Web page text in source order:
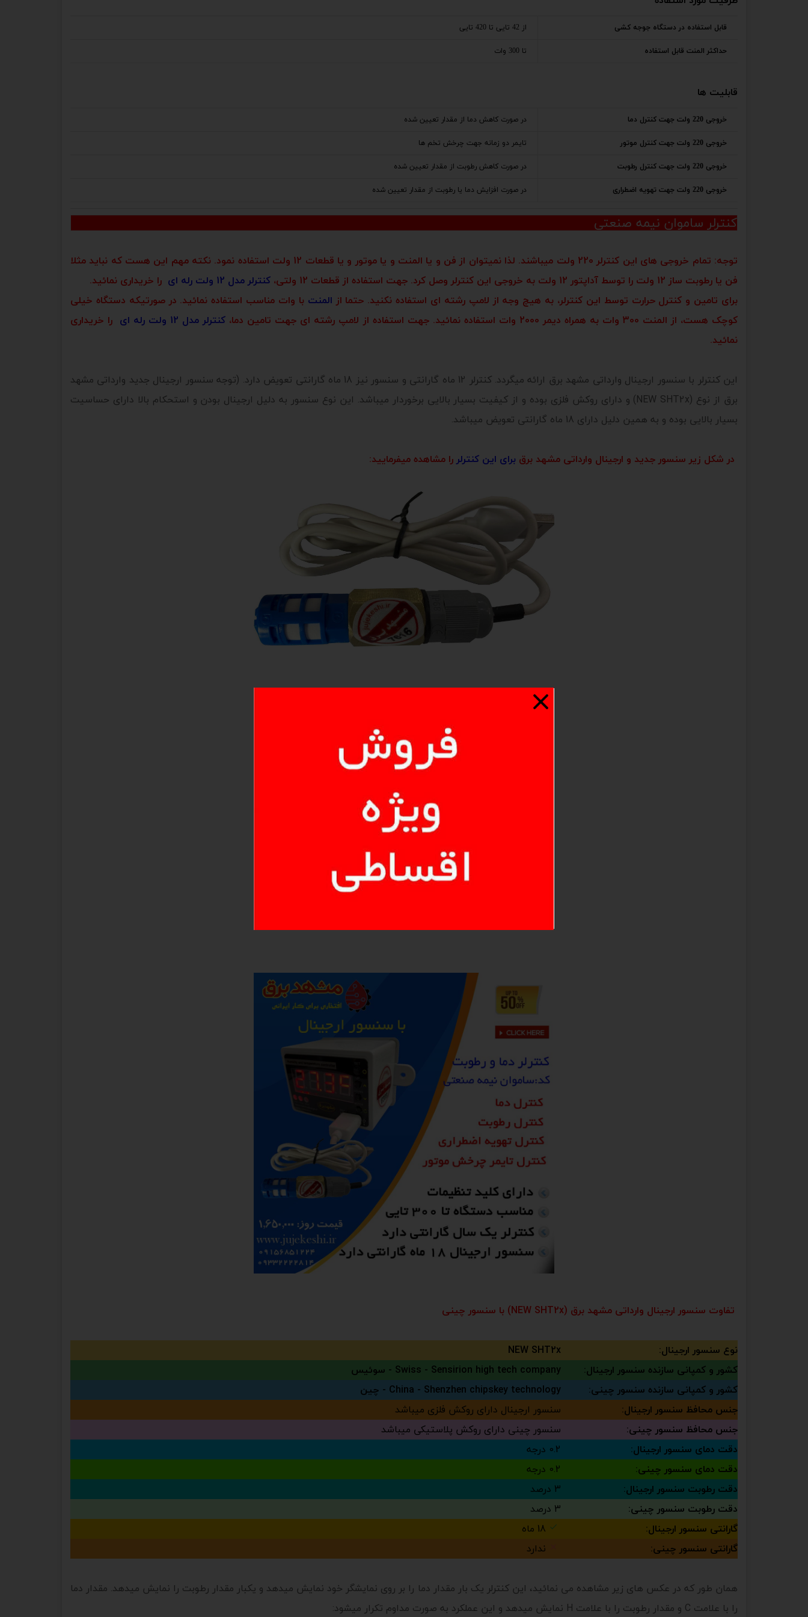
قابل استفاده در دستگاه جوجه کشی از 42 تایی تا 420 تایی
حداکثر المنت قابل استفاده تا 300 وات
قابلیت ها
خروجی 220 ولت جهت کنترل دما در صورت کاهش دما از مقدار تعیین شده
خروجی 220 ولت جهت کنترل موتور تایمر دو زمانه جهت چرخش تخم ها
خروجی 220 ولت جهت کنترل رطوبت در صورت کاهش رطوبت از مقدار تعیین شده
خروجی 220 ولت جهت تهویه اضطراری در صورت افزایش دما یا رطوبت از مقدار تعیین شده
کنترلر ساموان نیمه صنعتی
توجه: تمام خروجی های این کنترلر 220 ولت میباشند. لذا نمیتوان از فن و یا المنت و یا موتور و یا قطعات 12 ولت استفاده نمود. نکته مهم این هست که نباید مثلا
فن یا رطوبت ساز 12 ولت را توسط آداپتور 12 ولت به خروجی این کنترلر وصل کرد. جهت استفاده از قطعات 12 ولتی،
کنترلر مدل 12 ولت رله ای
را خریداری نمائید.
برای تامین و کنترل حرارت توسط این کنترلر، به هیچ وجه از لامپ رشته ای استفاده نکنید. حتما از المنت با وات مناسب استفاده نمائید. در صورتیکه دستگاه خیلی
کوچک هست، از المنت 300 وات به همراه دیمر 2000 وات استفاده نمائید. جهت استفاده از لامپ رشته ای جهت تامین دما،
کنترلر مدل 12 ولت رله ای
را خریداری
نمائید.
این کنترلر با سنسور ارجینال وارداتی مشهد برق ارائه میگردد. کنترلر 12 ماه گارانتی و سنسور نیز 18 ماه گارانتی تعویض دارد. (توجه سنسور ارجینال جدید وارداتی مشهد
برق از نوع (NEW SHT2x) و دارای روکش فلزی بوده و از کیفیت بسیار بالایی برخوردار میباشد. این نوع سنسور به دلیل ارجینال بودن و استحکام بالا دارای حساسیت
بسیار بالایی بوده و به همین دلیل دارای 18 ماه گارانتی تعویض میباشد.
در شکل زیر سنسور جدید و ارجینال وارداتی مشهد برق برای این کنترلررا مشاهده میفرمایید:
تفاوت سنسور ارجینال وارداتی مشهد برق (NEW SHT2x) با سنسور چینی
نوع سنسور ارجینال:
NEW SHT2x
کشور و کمپانی سازنده سنسور ارجینال:
Swiss - Sensirion high tech company - سوئیس
کشور و کمپانی سازنده سنسور چینی:
China - Shenzhen chipskey technology - چین
جنس محافظ سنسور ارجینال:
سنسور ارجینال دارای روکش فلزی میباشد
جنس محافظ سنسور چینی:
سنسور چینی دارای روکش پلاستیکی میباشد
دقت دمای سنسور ارجینال:
0.2 درجه
دقت دمای سنسور چینی:
0.2 درجه
دقت رطوبت سنسور ارجینال:
3 درصد
دقت رطوبت سنسور چینی:
3 درصد
گارانتی سنسور ارجینال:
گارانتی سنسور چینی:
ندارد
همان طور که در عکس های زیر مشاهده می نمائید، این کنترلر یک بار مقدار دما را بر روی نمایشگر خود نمایش میدهد و یکبار مقدار رطوبت را نمایش میدهد. مقدار دما
را با علامت C و مقدار رطوبت را با علامت H نمایش میدهد و این عملکرد به صورت مداوم تکرار میشود: